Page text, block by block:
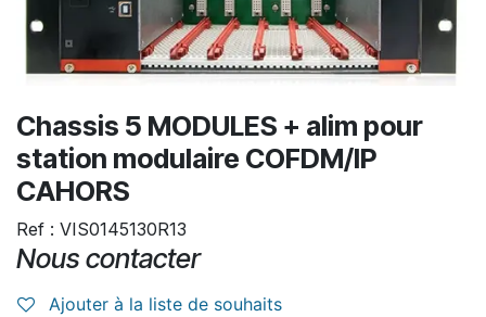
Chassis 5 MODULES + alim pour
station modulaire COFDM/IP
CAHORS
Ref : VIS0145130R13
Nous contacter
Ajouter à la liste de souhaits